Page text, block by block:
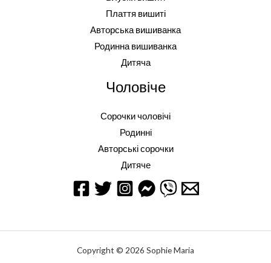
Плаття вишиті
Авторська вишиванка
Родинна вишиванка
Дитяча
Чоловіче
Сорочки чоловічі
Родинні
Авторські сорочки
Дитяче
Copyright © 2026 Sophie Maria